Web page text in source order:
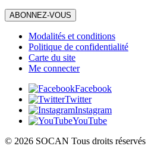
ABONNEZ-VOUS
Modalités et conditions
Politique de confidentialité
Carte du site
Me connecter
Facebook
Twitter
Instagram
YouTube
© 2026 SOCAN Tous droits réservés